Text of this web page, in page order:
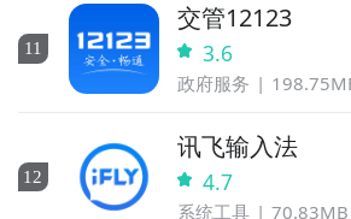
11
交管12123
3.6
政府服务
12
讯飞输入法
4.7
系统工具 70.83MB